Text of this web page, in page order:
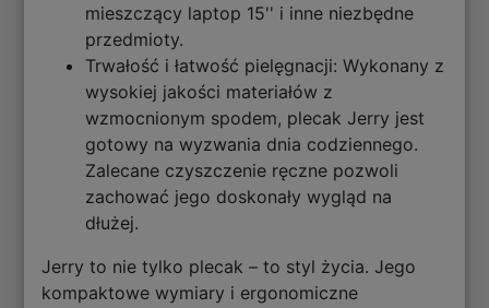
mieszczący laptop 15'' i inne niezbędne
przedmioty.
Trwałość i łatwość pielęgnacji: Wykonany z
wysokiej jakości materiałów z
wzmocnionym spodem, plecak Jerry jest
gotowy na wyzwania dnia codziennego.
Zalecane czyszczenie ręczne pozwoli
zachować jego doskonały wygląd na
dłużej.
Jerry to nie tylko plecak – to styl życia. Jego
kompaktowe wymiary i ergonomiczne